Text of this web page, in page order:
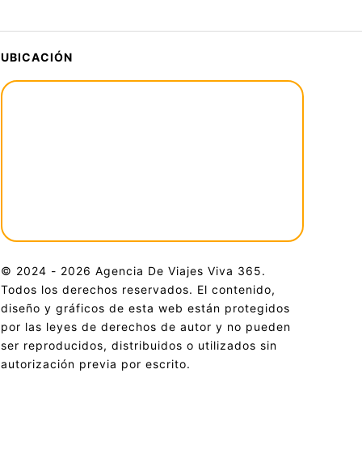
Viva365 WhatsApp
¿Listo para reservar este viaje?
UBICACIÓN
© 2024 - 2026 Agencia De Viajes Viva 365.
Todos los derechos reservados. El contenido,
diseño y gráficos de esta web están protegidos
por las leyes de derechos de autor y no pueden
ser reproducidos, distribuidos o utilizados sin
autorización previa por escrito.